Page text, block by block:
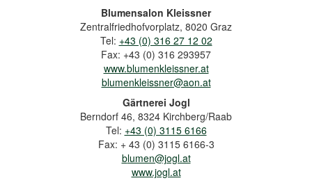
Blumensalon Kleissner
Zentralfriedhofvorplatz, 8020 Graz
Tel: +43 (0) 316 27 12 02
Fax: +43 (0) 316 293957
www.blumenkleissner.at
blumenkleissner@aon.at
Gärtnerei Jogl
Berndorf 46, 8324 Kirchberg/Raab
Tel: +43 (0) 3115 6166
Fax: + 43 (0) 3115 6166-3
blumen@jogl.at
www.jogl.at